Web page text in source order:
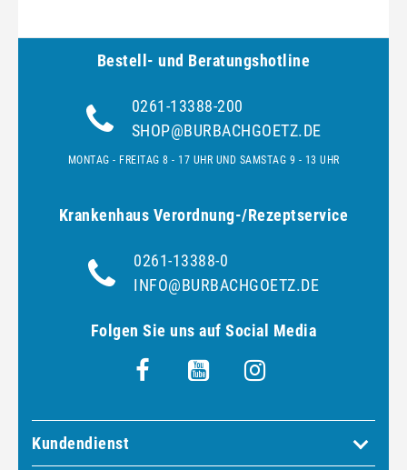
Bestell- und Be­ra­tungs­hot­line
0261-13388-200
SHOP@BURBACHGOETZ.DE
MONTAG - FREITAG 8 - 17 UHR UND SAMSTAG 9 - 13 UHR
Krankenhaus Verordnung-/Rezeptservice
0261-13388-0
INFO@BURBACHGOETZ.DE
Folgen Sie uns auf Social Media
Kundendienst